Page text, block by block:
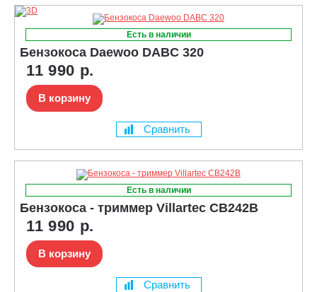
Есть в наличии
Бензокоса Daewoo DABC 320
11 990 р.
В корзину
Сравнить
Есть в наличии
Бензокоса - триммер Villartec CB242B
11 990 р.
В корзину
Сравнить